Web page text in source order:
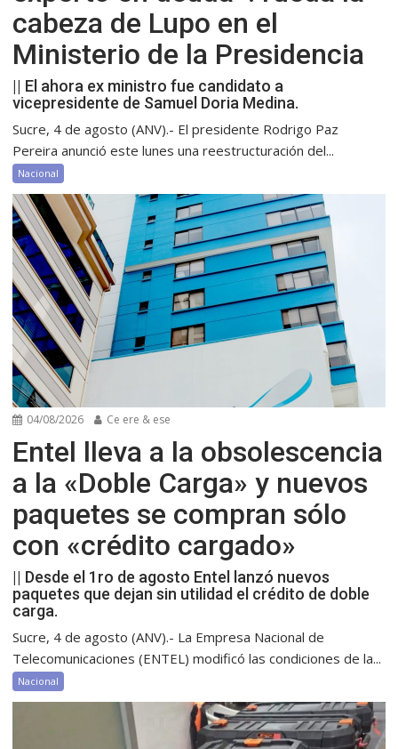
cabeza de Lupo en el
Ministerio de la Presidencia
|| El ahora ex ministro fue candidato a
vicepresidente de Samuel Doria Medina.
Sucre, 4 de agosto (ANV).- El presidente Rodrigo Paz
Pereira anunció este lunes una reestructuración del...
Nacional
04/08/2026 Ce ere & ese
Entel lleva a la obsolescencia
a la «Doble Carga» y nuevos
paquetes se compran sólo
con «crédito cargado»
|| Desde el 1ro de agosto Entel lanzó nuevos
paquetes que dejan sin utilidad el crédito de doble
carga.
Sucre, 4 de agosto (ANV).- La Empresa Nacional de
Telecomunicaciones (ENTEL) modificó las condiciones de la...
Nacional